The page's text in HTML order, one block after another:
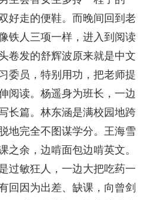
好走的便鞋。而晚间回到老
铁人三项一样，进入到阅读
卷发的舒辉波原来就是中文
委员，特别用功，把老师提
阅读。杨遥身为班长，一边
长篇。林东涵是满校园地跨
地完全不图谋学分。王海雪
之余，边啃面包边啃英文。
过敏狂人，一边大把吃药一
回因为出差、缺课，向曾剑